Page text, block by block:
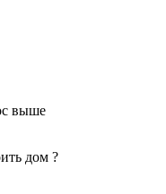
выше
дом ?